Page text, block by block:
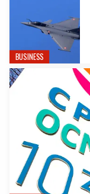
BUSINESS